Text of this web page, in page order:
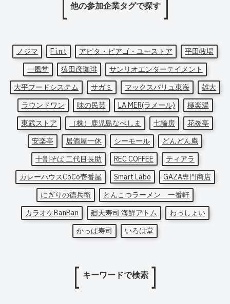
他の参加企業タグで探す
ノジマ F i.n.t アピタ・ピアゴ・ユーストア
平田牧場
一風堂
猿田彦珈琲
サンリオエンターテイメント
大平フードシステム
サガミ マックスバリュ東海
雄大
ラウンドワン
味の民芸 LA MER(ラメール)
極楽湯
東武ストア
（株）鹿児島なべしま 七輪房
花炎亭
安楽亭
居酒屋一休 シーモール
どんどん庵
十割そば 二代目長助
REC COFFEE
ティアラ
カレーハウスCoCo壱番屋
Smart Labo
GAZA専門商店
にぎりの徳兵衛
とんこつラーメン 一番軒
カラオケBanBan
廻天寿司 海鮮アトム
わっしょい
かっぱ寿司
いろは堂
キーワードで検索